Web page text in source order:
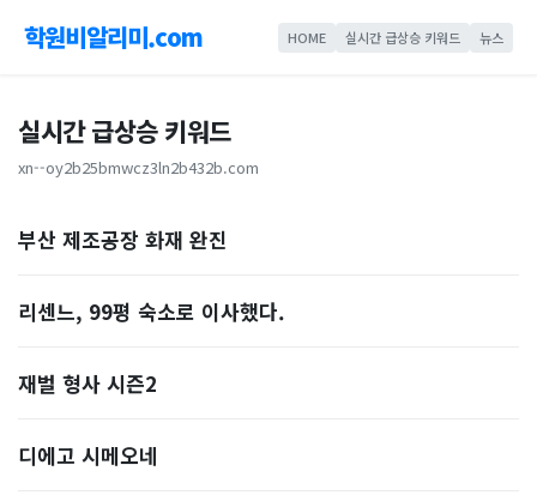
학원비알리미.com HOME 실시간 급상승 키워드 뉴스
실시간 급상승 키워드
xn--oy2b25bmwcz3ln2b432b.com
부산 제조공장 화재 완진
리센느, 99평 숙소로 이사했다.
재벌 형사 시즌2
디에고 시메오네